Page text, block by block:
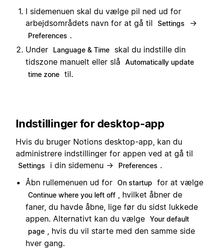
I sidemenuen skal du vælge pil ned ud for
arbejdsområdets navn for at gå til
Settings →
Preferences .
Under
Language & Time
skal du indstille din
tidszone manuelt eller slå
Automatically update
time zone til.
Indstillinger for desktop-app
Hvis du bruger Notions desktop-app, kan du
administrere indstillinger for appen ved at gå til
Settings i din sidemenu → Preferences .
Åbn rullemenuen ud for On startup for at vælge
Continue where you left off
, hvilket åbner de
faner, du havde åbne, lige før du sidst lukkede
appen. Alternativt kan du vælge Your default
page
, hvis du vil starte med den samme side
hver gang.